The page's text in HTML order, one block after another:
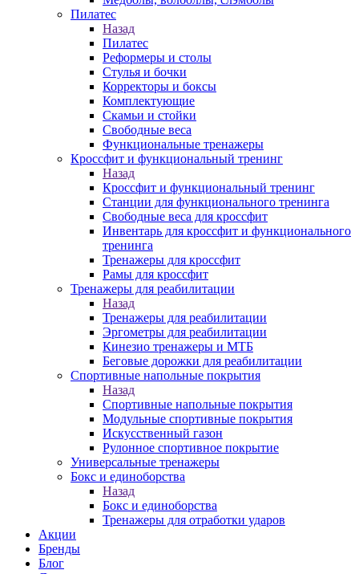
Пилатес
Назад
Пилатес
Реформеры и столы
Стулья и бочки
Корректоры и боксы
Комплектующие
Скамьи и стойки
Свободные веса
Функциональные тренажеры
Кроссфит и функциональный тренинг
Назад
Кроссфит и функциональный тренинг
Станции для функционального тренинга
Свободные веса для кроссфит
Инвентарь для кроссфит и функционального
тренинга
Тренажеры для кроссфит
Рамы для кроссфит
Тренажеры для реабилитации
Назад
Тренажеры для реабилитации
Эргометры для реабилитации
Кинезио тренажеры и МТБ
Беговые дорожки для реабилитации
Спортивные напольные покрытия
Назад
Спортивные напольные покрытия
Модульные спортивные покрытия
Искусственный газон
Рулонное спортивное покрытие
Универсальные тренажеры
Бокс и единоборства
Назад
Бокс и единоборства
Тренажеры для отработки ударов
Акции
Бренды
Блог